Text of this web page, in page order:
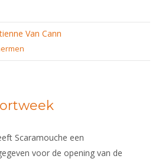
Van Cann
Scaramouche een
voor de opening van de